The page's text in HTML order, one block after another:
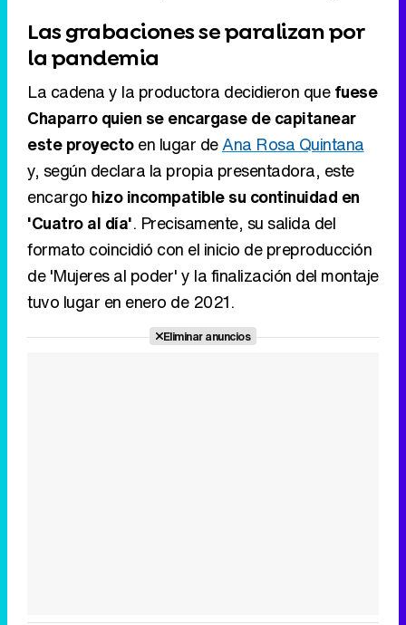
Las grabaciones se paralizan por
la pandemia
La cadena y la productora decidieron quefuese
Chaparro quien se encargase de capitanear
este proyectoen lugar deAna Rosa Quintana
y, según declara la propia presentadora, este
encargo hizo incompatible su continuidad en
'Cuatro al día'. Precisamente, su salida del
formato coincidió con el inicio de preproducción
de 'Mujeres al poder' y la finalización del montaje
tuvo lugar en enero de 2021.
Eliminar anuncios